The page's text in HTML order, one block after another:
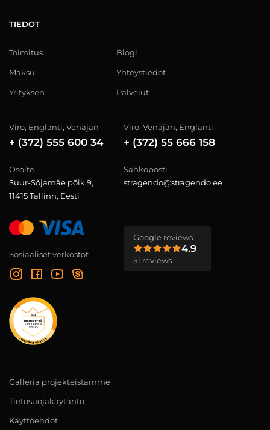
TIEDOT
Toimitus
Maksu
Yrityksen
Blogi
Yhteystiedot
Palvelut
Viro, Englanti, Venäjän
+ (372) 555 600 34
Viro, Venäjän, Englanti
+ (372) 55 666 158
Osoite
Suur-Sõjamäe põik 9,
11415 Tallinn, Eesti
Sähköposti
stragendo@stragendo.ee
Sosiaaliset verkostot
Google reviews
4.9
51 reviews
Galleria projekteistamme
Tietosuojakäytäntö
Käyttöehdot